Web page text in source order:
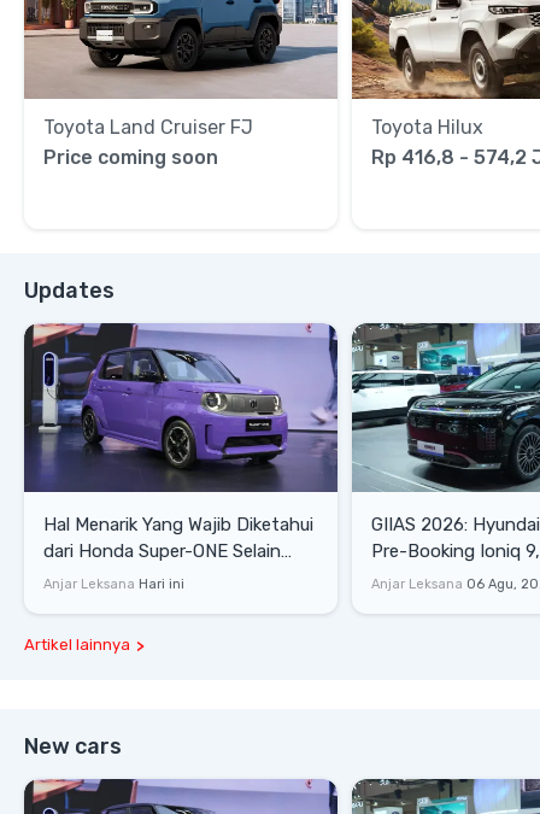
Toyota Land Cruiser FJ
Price coming soon
Toyota Hilux
Rp 416,8 - 574,2
Updates
Hal Menarik Yang Wajib Diketahui
dari Honda Super-ONE Selain
Harga
Anjar Leksana Hari ini
GIIAS 2026:
Pre-Booking Ioniq
Rp1,49 Miliar
Anjar Leksana 06 Agu,
Artikel lainnya
New cars